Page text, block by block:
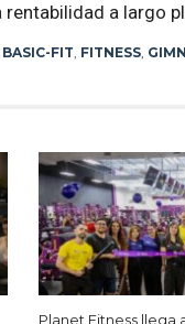
rentabilidad a largo
BASIC-FIT, FITNESS,
Planet Fitness llega